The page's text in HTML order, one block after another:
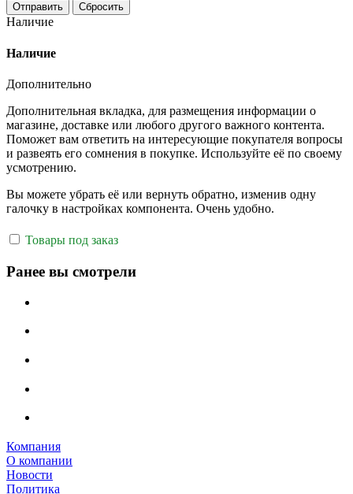
Отправить Сбросить
Наличие
Наличие
Дополнительно
Дополнительная вкладка, для размещения информации о
магазине, доставке или любого другого важного контента.
Поможет вам ответить на интересующие покупателя вопросы
и развеять его сомнения в покупке. Используйте её по своему
усмотрению.
Вы можете убрать её или вернуть обратно, изменив одну
галочку в настройках компонента. Очень удобно.
Товары под заказ
Ранее вы смотрели
Компания
О компании
Новости
Политика